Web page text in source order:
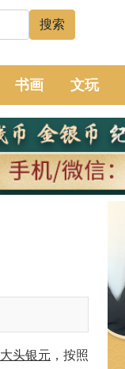
书画 文玩
头银元 ，按照